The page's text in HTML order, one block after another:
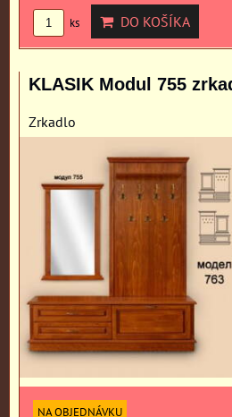
ks DO KOŠÍKA
KLASIK Modul 755
Zrkadlo
NA OBJEDNÁVKU